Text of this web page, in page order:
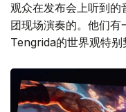
观众在发布会上听到的
团现场演奏的。他们
Tengrida的世界观特别